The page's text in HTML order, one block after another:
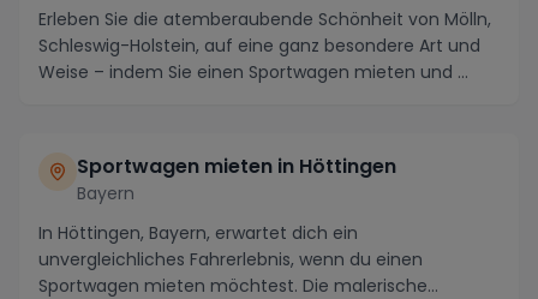
Erleben Sie die atemberaubende Schönheit von Mölln,
Schleswig-Holstein, auf eine ganz besondere Art und
Weise – indem Sie einen Sportwagen mieten und ...
Sportwagen mieten in Höttingen
Bayern
In Höttingen, Bayern, erwartet dich ein
unvergleichliches Fahrerlebnis, wenn du einen
Sportwagen mieten möchtest. Die malerische